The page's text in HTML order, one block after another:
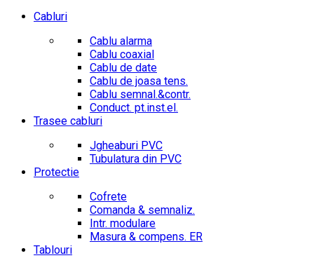
Cabluri
Cablu alarma
Cablu coaxial
Cablu de date
Cablu de joasa tens.
Cablu semnal.&contr.
Conduct. pt.inst.el.
Trasee cabluri
Jgheaburi PVC
Tubulatura din PVC
Protectie
Cofrete
Comanda & semnaliz.
Intr. modulare
Masura & compens. ER
Tablouri